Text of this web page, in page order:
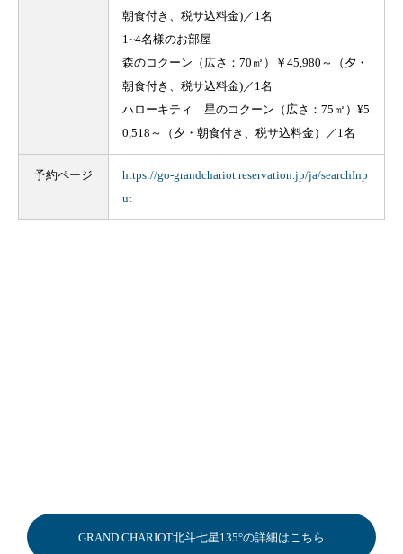
朝食付き、税サ込料金)／1名
1~4名様のお部屋
森のコクーン（広さ：70㎡）￥45,980～（夕・
朝食付き、税サ込料金)／1名
ハローキティ 星のコクーン（広さ：75㎡）¥5
0,518～（夕・朝食付き、税サ込料金）／1名
予約ページ
https://go-grandchariot.reservation.jp/ja/searchInp
ut
GRAND CHARIOT北斗七星135°の詳細はこちら